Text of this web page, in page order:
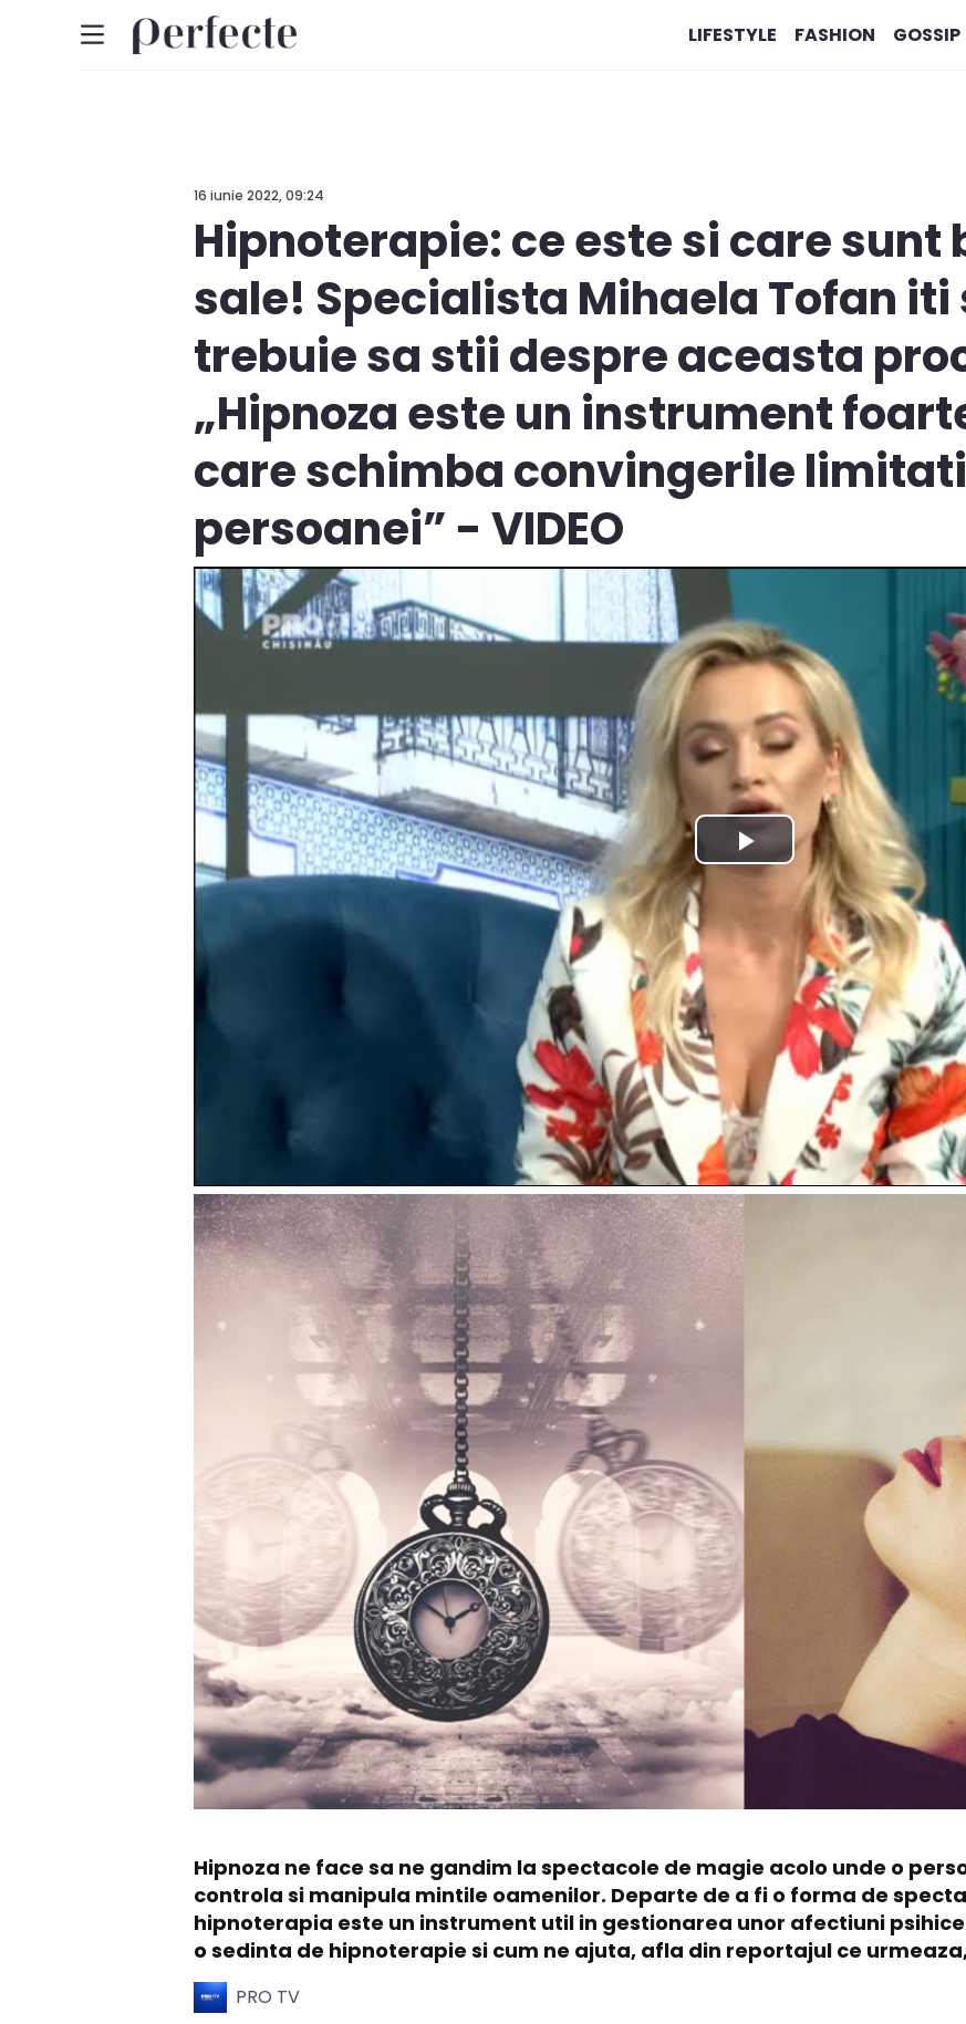
LIFESTYLE FASHION GOSSIP
16 iunie 2022, 09:24
Hipnoterapie: ce este si care sunt
sale! Specialista Mihaela Tofan iti
trebuie sa stii despre aceasta
„Hipnoza este un instrument
care schimba convingerile
persoanei” - VIDEO
Hipnoza ne face sa ne gandim la spectacole de magie acolo unde o
controla si manipula mintile oamenilor. Departe de a fi o forma de
hipnoterapia este un instrument util in gestionarea unor afectiuni
o sedinta de hipnoterapie si cum ne ajuta, afla din reportajul ce
PRO TV